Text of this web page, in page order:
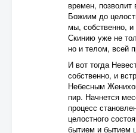
времен, позволит
Божиим до
мы, собственно,
Скинию уже не
но и телом, всей
И вот тогда
собственно, и
Небесным
пир. Начнется
процесс
целостного
бытием и бытием